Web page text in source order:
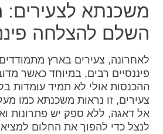
משכנתא לצעירים:
השלם להצלחה
לאחרונה, צעירים בארץ
פיננסיים רבים, במיוחד כאשר
ההכנסות אולי לא תמיד עומדות
צעירים, זו נראות משכנתא כמו
אל דאגה, ללא ספק יש פתרונות
לנצל כדי להפוך את החלום